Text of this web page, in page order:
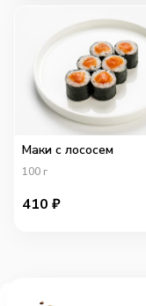
Маки с лососем
100 г
410 ₽